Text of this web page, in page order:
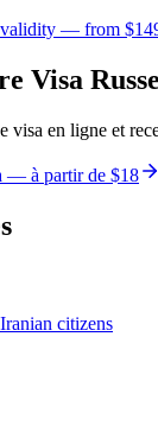
validity — from
Visa
en ligne et
— à partir de $18
citizens